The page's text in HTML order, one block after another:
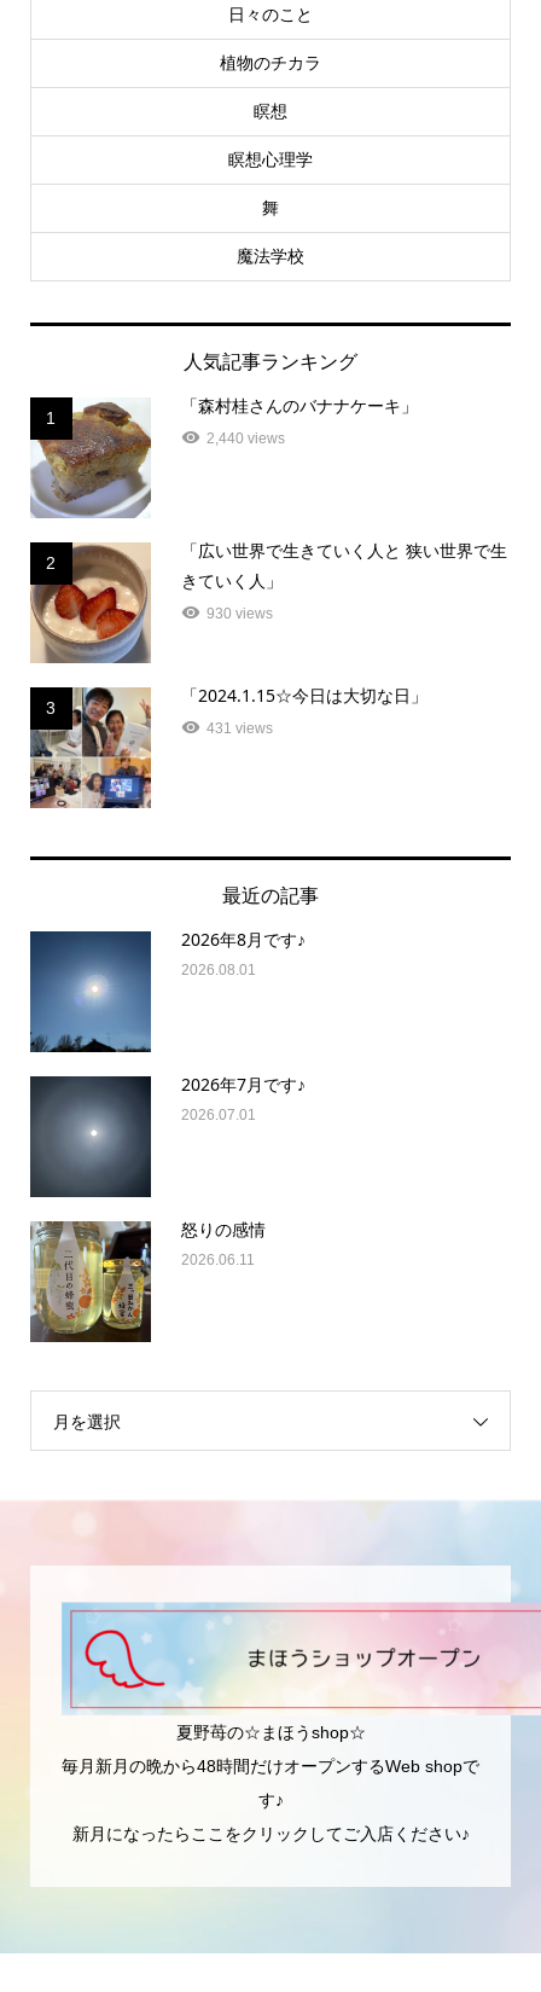
日々のこと
植物のチカラ
瞑想
瞑想心理学
舞
魔法学校
人気記事ランキング
1
「森村桂さんのバナナケーキ」
2,440 views
2
「広い世界で生きていく人と 狭い世界で生
きていく人」
930 views
3
「2024.1.15☆今日は大切な日」
431 views
最近の記事
2026年8月です♪
2026.08.01
2026年7月です♪
2026.07.01
怒りの感情
2026.06.11
月を選択
夏野苺の☆まほうshop☆
毎月新月の晩から48時間だけオープンするWeb shopで
す♪
新月になったらここをクリックしてご入店ください♪